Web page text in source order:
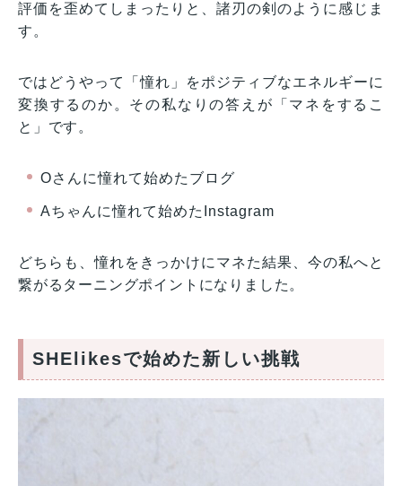
評価を歪めてしまったりと、諸刃の剣のように感じま
す。
ではどうやって「憧れ」をポジティブなエネルギーに
変換するのか。その私なりの答えが「マネをするこ
と」です。
Oさんに憧れて始めたブログ
Aちゃんに憧れて始めたInstagram
どちらも、憧れをきっかけにマネた結果、今の私へと
繋がるターニングポイントになりました。
SHElikesで始めた新しい挑戦